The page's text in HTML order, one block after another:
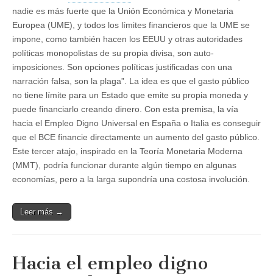
nadie es más fuerte que la Unión Económica y Monetaria
Europea (UME), y todos los límites financieros que la UME se
impone, como también hacen los EEUU y otras autoridades
políticas monopolistas de su propia divisa, son auto-
imposiciones. Son opciones políticas justificadas con una
narración falsa, son la plaga”. La idea es que el gasto público
no tiene límite para un Estado que emite su propia moneda y
puede financiarlo creando dinero. Con esta premisa, la vía
hacia el Empleo Digno Universal en España o Italia es conseguir
que el BCE financie directamente un aumento del gasto público.
Este tercer atajo, inspirado en la Teoría Monetaria Moderna
(MMT), podría funcionar durante algún tiempo en algunas
economías, pero a la larga supondría una costosa involución.
Leer más →
Hacia el empleo digno